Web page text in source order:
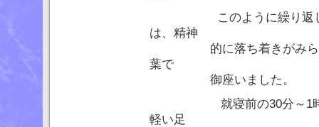
このように繰り返し練
は、精神
的に落ち着きがみられた
葉で
御座いました。
就寝前の30分～1時間の
軽い足